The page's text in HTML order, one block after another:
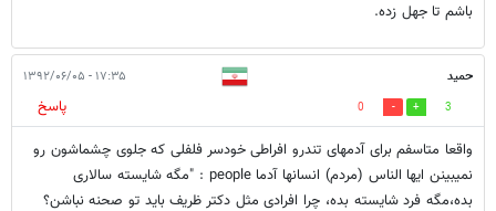
باشم تا جهل زده.
حمید ۱۷:۳۵ - ۱۳۹۲/۰۶/۰۵
3
0
پاسخ
واقعا متاسفم برای آدمهای تندرو افراطی خودسر فلفلی که جلوی چشماشون رو
نمیبینن ایها الناس (مردم) انسانها آدما people : "مگه شایسته سالاری
بده،مگه فرد شایسته بده، چرا افرادی مثل دکتر ظریف باید تو صحنه نباشن؟